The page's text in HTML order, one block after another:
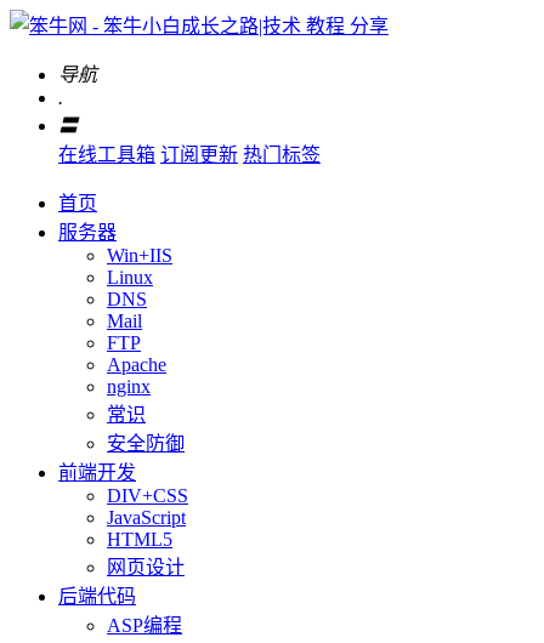
导航
.
〓
在线工具箱 订阅更新 热门标签
首页
服务器
Win+IIS
Linux
DNS
Mail
FTP
Apache
nginx
常识
安全防御
前端开发
DIV+CSS
JavaScript
HTML5
网页设计
后端代码
ASP编程